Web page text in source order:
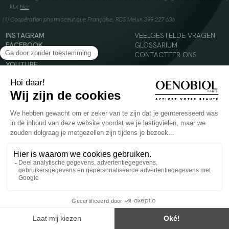
klik hier
(1) Coopération pharmaceutique Française, RCS Melun 399 227 636
INSTAGRAM
FACEBOOK
TIKTOK
YOUTUBE
VEELGESTELDE VRAGEN
GLOSSARIUM
CONTACTEER ONS
Voedingssupplement dat moet worden geconsumeerd als onderdeel van een gevarieerde,
evenwichtige voeding en een gezonde levensstijl. Aanbevolen dagelijkse dosis niet
overschrijden. Enkel voor volwassenen, buiten het bereik van kinderen houden.